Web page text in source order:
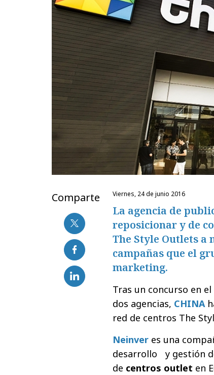
Comparte viernes, 24 de junio 2016
La agencia de
reposicionar y de
The Style Outlets
campañas que el
marketing.
Tras un concurso en
dos agencias, CHINA
red de centros The
Neinver es una
desarrollo y gestión
de centros outlet en